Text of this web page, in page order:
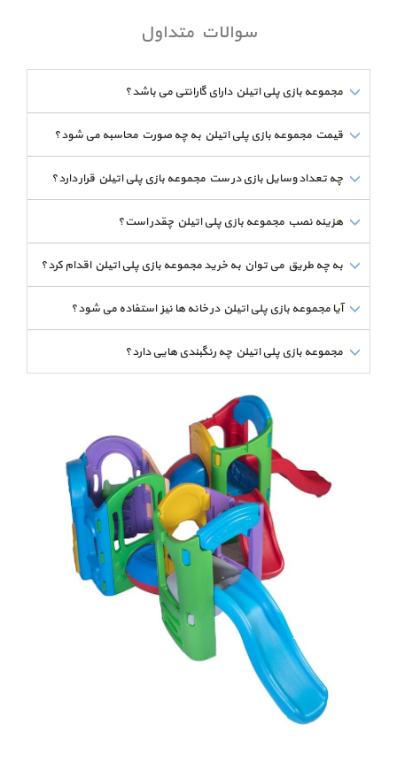
سوالات متداول
مجموعه بازی پلی اتیلن دارای گارانتی می باشد؟
قیمت مجموعه بازی پلی اتیلن به چه صورت محاسبه می شود؟
چه تعداد وسایل بازی در ست مجموعه بازی پلی اتیلن قرار دارد؟
هزینه نصب مجموعه بازی پلی اتیلن چقدر است؟
به چه طریق می توان به خرید مجموعه بازی پلی اتیلن اقدام کرد؟
آیا مجموعه بازی پلی اتیلن در خانه ها نیز استفاده می شود؟
مجموعه بازی پلی اتیلن چه رنگبندی هایی دارد؟